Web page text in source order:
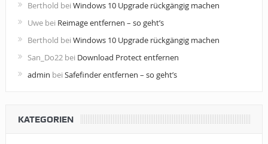
Berthold bei Windows 10 Upgrade rückgängig machen
Uwebei Reimage entfernen – so geht’s
Berthold bei Windows 10 Upgrade rückgängig machen
San_Do22bei Download Protect entfernen
admin bei Safefinder entfernen – so geht’s
KATEGORIEN